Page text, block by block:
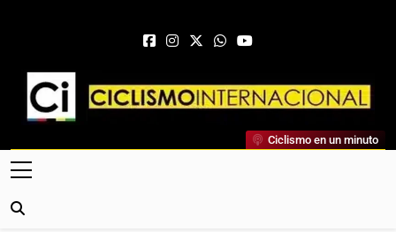
Ciclismo Internacional
Web Dedicada Al Ciclismo Mundial. Entrevistas, Análisis,
Crónicas, Previas Y Más. La Web Ciclista De Referencia.
Ciclismo en un minuto